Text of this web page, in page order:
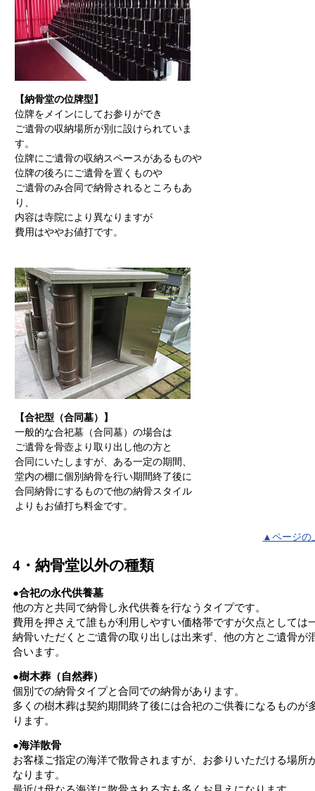
【納骨堂の位牌型】
位牌をメインにしてお参りができ
ご遺骨の収納場所が別に設けられていま
す。
位牌にご遺骨の収納スペースがあるものや
位牌の後ろにご遺骨を置くものや
ご遺骨のみ合同で納骨されるところもあ
り、
内容は寺院により異なりますが
費用はややお値打です。
【合祀型（合同墓）】
一般的な合祀墓（合同墓）の場合は
ご遺骨を骨壺より取り出し他の方と
合同にいたしますが、ある一定の期間、
堂内の棚に個別納骨を行い期間終了後に
合同納骨にするもので他の納骨スタイル
よりもお値打ち料金です。
▲ページの
4・納骨堂以外の種類
●合祀の永代供養墓
他の方と共同で納骨し永代供養を行なうタイプです。
費用を押さえて誰もが利用しやすい価格帯ですが欠点としては
納骨いただくとご遺骨の取り出しは出来ず、他の方とご遺骨が
合います。
●樹木葬（自然葬）
個別での納骨タイプと合同での納骨があります。
多くの樹木葬は契約期間終了後には合祀のご供養になるものが
ります。
●海洋散骨
お客様ご指定の海洋で散骨されますが、お参りいただける場所
なります。